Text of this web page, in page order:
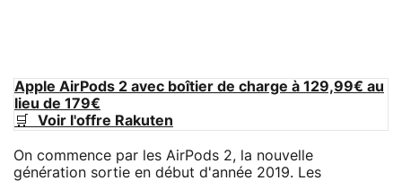
Apple AirPods 2 avec boîtier de charge à 129,99€ au
lieu de 179€
🛒 Voir l'offre Rakuten
On commence par les AirPods 2, la nouvelle
génération sortie en début d'année 2019. Les